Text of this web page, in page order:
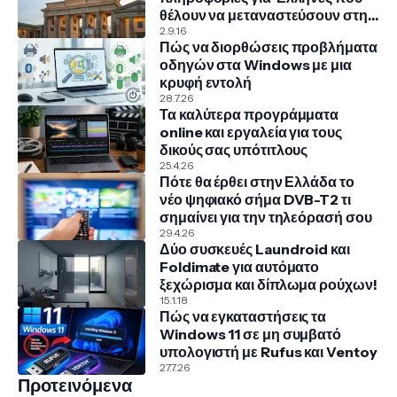
θέλουν να μεταναστεύσουν στην
Γερμανία
2.9.16
Πώς να διορθώσεις προβλήματα
οδηγών στα Windows με μια
κρυφή εντολή
28.7.26
Τα καλύτερα προγράμματα
online και εργαλεία για τους
δικούς σας υπότιτλους
25.4.26
Πότε θα έρθει στην Ελλάδα το
νέο ψηφιακό σήμα DVB-T2 τι
σημαίνει για την τηλεόρασή σου
29.4.26
Δύο συσκευές Laundroid και
Foldimate για αυτόματο
ξεχώρισμα και δίπλωμα ρούχων!
15.1.18
Πώς να εγκαταστήσεις τα
Windows 11 σε μη συμβατό
υπολογιστή με Rufus και Ventoy
27.7.26
Προτεινόμενα